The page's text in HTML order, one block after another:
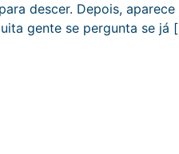
descer. Depois,
gente se pergunta se já